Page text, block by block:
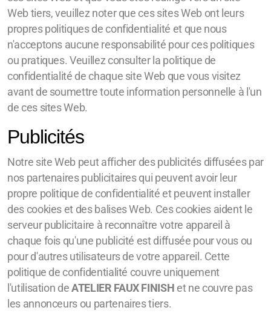
Web tiers, veuillez noter que ces sites Web ont leurs
propres politiques de confidentialité et que nous
n'acceptons aucune responsabilité pour ces politiques
ou pratiques. Veuillez consulter la politique de
confidentialité de chaque site Web que vous visitez
avant de soumettre toute information personnelle à l'un
de ces sites Web.
Publicités
Notre site Web peut afficher des publicités diffusées par
nos partenaires publicitaires qui peuvent avoir leur
propre politique de confidentialité et peuvent installer
des cookies et des balises Web. Ces cookies aident le
serveur publicitaire à reconnaître votre appareil à
chaque fois qu'une publicité est diffusée pour vous ou
pour d'autres utilisateurs de votre appareil. Cette
politique de confidentialité couvre uniquement
l'utilisation deATELIER FAUX FINISH et ne couvre pas
les annonceurs ou partenaires tiers.